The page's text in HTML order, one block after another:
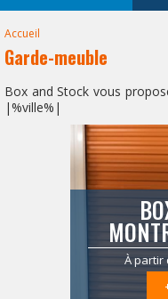
Accueil
Garde-meuble
Box and Stock vous
|%ville%|
À partir